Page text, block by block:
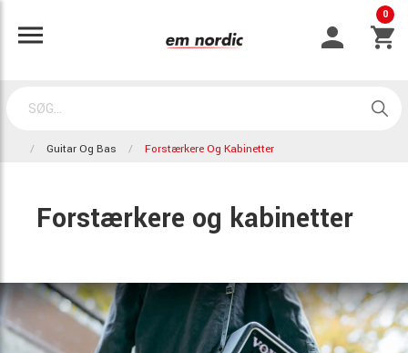
0
Guitar Og Bas Forstærkere Og Kabinetter
Forstærkere og kabinetter